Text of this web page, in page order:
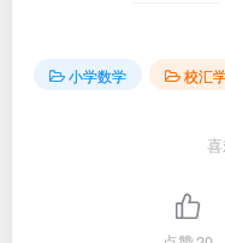
小学数学 校汇